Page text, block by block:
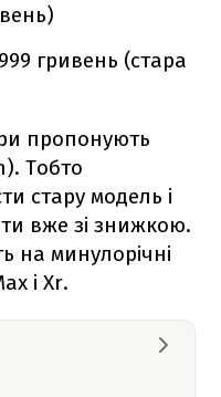
гривень (стара
пропонують
Тобто
стару модель і
вже зі знижкою.
на минулорічні
і Xr.